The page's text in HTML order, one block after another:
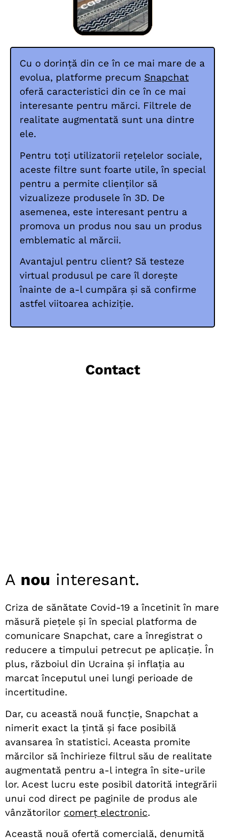
Cu o dorință din ce în ce mai mare de a
evolua, platforme precum Snapchat
oferă caracteristici din ce în ce mai
interesante pentru mărci. Filtrele de
realitate augmentată sunt una dintre
ele.
Pentru toți utilizatorii rețelelor sociale,
aceste filtre sunt foarte utile, în special
pentru a permite clienților să
vizualizeze produsele în 3D. De
asemenea, este interesant pentru a
promova un produs nou sau un produs
emblematic al mărcii.
Avantajul pentru client? Să testeze
virtual produsul pe care îl dorește
înainte de a-l cumpăra și să confirme
astfel viitoarea achiziție.
Contact
A nou interesant.
Criza de sănătate Covid-19 a încetinit în mare
măsură piețele și în special platforma de
comunicare Snapchat, care a înregistrat o
reducere a timpului petrecut pe aplicație. În
plus, războiul din Ucraina și inflația au
marcat începutul unei lungi perioade de
incertitudine.
Dar, cu această nouă funcție, Snapchat a
nimerit exact la țintă și face posibilă
avansarea în statistici. Aceasta promite
mărcilor să închirieze filtrul său de realitate
augmentată pentru a-l integra în site-urile
lor. Acest lucru este posibil datorită integrării
unui cod direct pe paginile de produs ale
vânzătorilor comerț electronic.
Această nouă ofertă comercială, denumită